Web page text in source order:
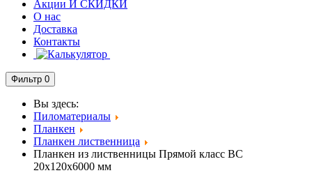
Акции И СКИДКИ
О нас
Доставка
Контакты
Фильтр 0
Вы здесь:
Пиломатериалы
Планкен
Планкен лиственница
Планкен из лиственницы Прямой класс ВC
20x120x6000 мм